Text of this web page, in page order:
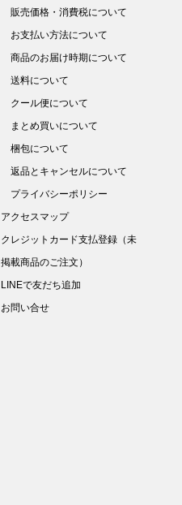
販売価格・消費税について
お支払い方法について
商品のお届け時期について
送料について
クール便について
まとめ買いについて
梱包について
返品とキャンセルについて
プライバシーポリシー
アクセスマップ
クレジットカード支払登録（未
掲載商品のご注文）
LINEで友だち追加
お問い合せ